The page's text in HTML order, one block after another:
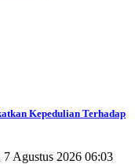
Kepedulian Terhadap
7 Agustus 2026 06:03